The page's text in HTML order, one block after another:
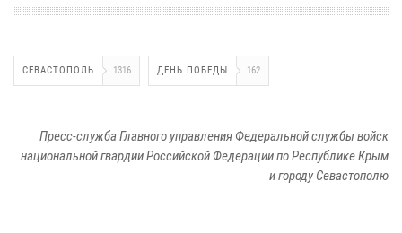
СЕВАСТОПОЛЬ 1316 ДЕНЬ ПОБЕДЫ 162
Пресс-служба Главного управления Федеральной службы войск
национальной гвардии Российской Федерации по Республике Крым
и городу Севастополю